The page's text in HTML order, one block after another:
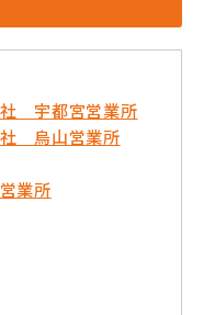
社 宇都宮営業所
社 烏山営業所
業所